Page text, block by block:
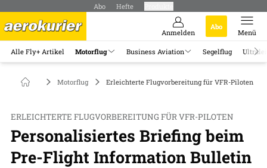
Abo Hefte
Anmelden
Abo
Menü
Alle Fly+ Artikel Motorflug Business Aviation Segelflug
Motorflug Erleichterte Flugvorbereitung für VFR-Piloten
ERLEICHTERTE FLUGVORBEREITUNG FÜR VFR-PILOTEN
Personalisiertes Briefing beim
Pre-Flight Information Bulletin